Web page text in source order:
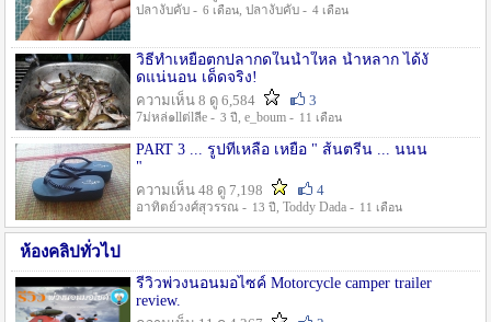
ปลางับคับ - 6 เดือน, ปลางับคับ - 4 เดือน
วิธีทำเหยื่อตกปลากดในน้ำใหล น้ำหลาก ได้งั
ดแน่นอน เด็ดจริง!
ความเห็น 8 ดู 6,584
3
7ม่หล่๑llต่lลีe - 3 ปี , e_boum - 11 เดือน
PART 3 ... รูปที่เหลือ เหยื่อ " ส้นตรีน ... นนน
"
ความเห็น 48 ดู 7,198
4
อาทิตย์วงศ์สุวรรณ - 13 ปี , Toddy Dada - 11 เดือน
ห้องคลิปทั่วไป
รีวิวพ่วงนอนมอไซค์ Motorcycle camper trailer
review.